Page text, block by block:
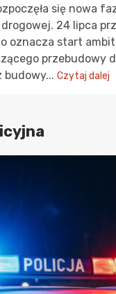
się nowa
24 lipca
oznacza start
przebudowy
budowy... Czytaj dalej